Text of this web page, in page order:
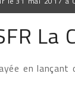
La
en lançant